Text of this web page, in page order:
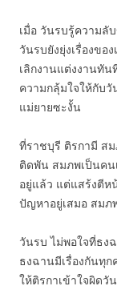
เมื่อ วันรบรู้ความลั
วันรบยังยุ่งเรื่องขอ
เลิกงานแต่งงานทั
ความกลุ้มใจให้กับ
แม่ยายซะงั้น
ที่ราชบุรี ติรกามี ส
ติดพัน สมภพเป็นคน
อยู่แล้ว แต่แสร้งตีห
ปัญหาอยู่เสมอ สมภ
วันรบ ไม่พอใจที่ธง
ธงฉานมีเรื่องกันทุก
ให้ติรกาเข้าใจผิดวั